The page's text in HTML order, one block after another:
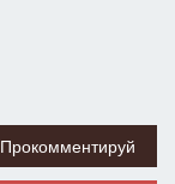
Прокомментируй